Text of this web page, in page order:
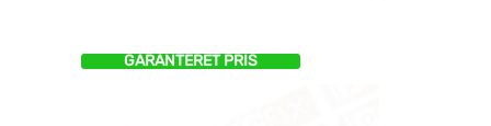
GARANTERET PRIS